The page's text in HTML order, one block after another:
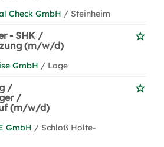
Check GmbH / Steinheim
- SHK /
(m/w/d)
GmbH / Lage
/
/
(m/w/d)
GmbH / Schloß Holte-